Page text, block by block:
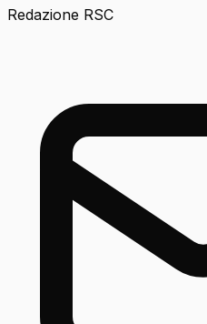
Redazione RSC